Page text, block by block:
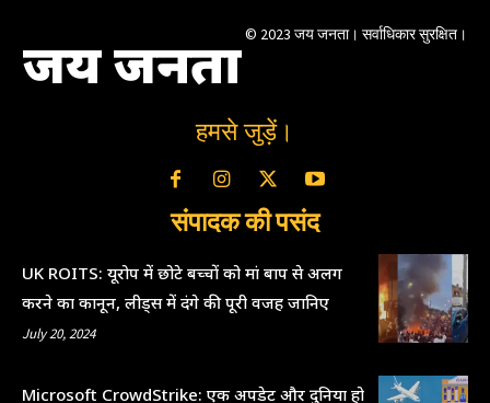
जय जनता © 2023 जय जनता। सर्वाधिकार सुरक्षित।
हमसे जुड़ें।
संपादक की पसंद
UK ROITS: यूरोप में छोटे बच्चों को मां बाप से अलग
करने का कानून, लीड्स में दंगे की पूरी वजह जानिए
July 20, 2024
Microsoft CrowdStrike: एक अपडेट और दुनिया हो